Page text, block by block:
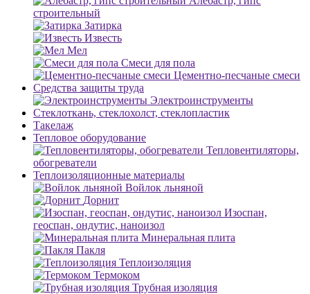
строительный
Затирка
Известь
Мел
Смеси для пола
Цементно-песчаные смеси
Средства защиты труда
Электроинструменты
Стеклоткань, стеклохолст, стеклопластик
Такелаж
Тепловое оборудование
Тепловентиляторы,
обогреватели
Теплоизоляционные материалы
Войлок льняной
Дорнит
Изоспан,
геоспан, ондутис, наноизол
Минеральная плита
Пакля
Теплоизоляция
Термоком
Трубная изоляция